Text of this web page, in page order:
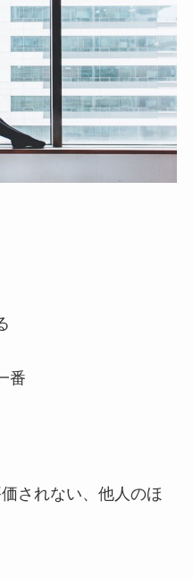
番
されない、他人のほ